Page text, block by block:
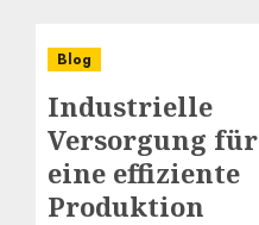
Blog
Industrielle
Versorgung für
eine effiziente
Produktion